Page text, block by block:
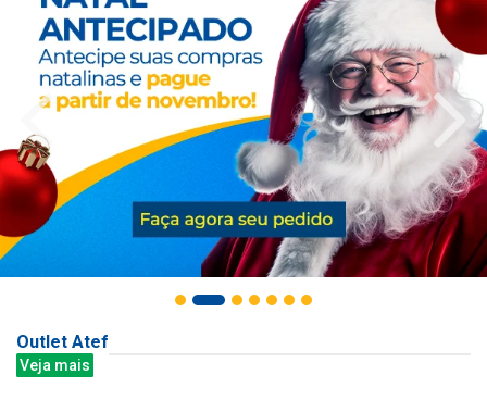
Outlet Atef
Veja mais